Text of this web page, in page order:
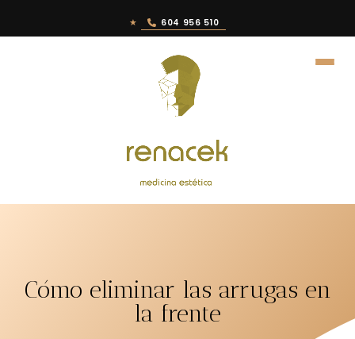
★ 604 956 510
Cómo eliminar las arrugas en
la frente